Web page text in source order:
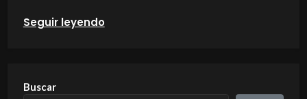
Seguir leyendo
Buscar